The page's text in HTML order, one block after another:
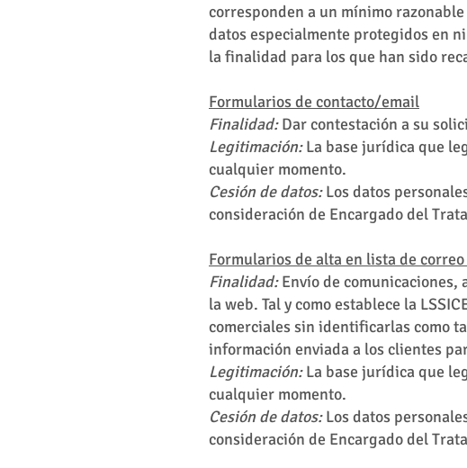
corresponden a un mínimo
datos especialmente protegidos en
la finalidad para los que han sido
Formularios de contacto/email
Finalidad:Dar contestación a su
Legitimación:La base jurídica que
cualquier momento.
Cesión de datos:Los datos
consideración de Encargado del
Formularios de alta en lista de
Finalidad:Envío de comunicaciones,
la web. Tal y como establece la
comerciales sin identificarlas como
información enviada a los clientes
Legitimación:La base jurídica que
cualquier momento.
Cesión de datos:Los datos
consideración de Encargado del